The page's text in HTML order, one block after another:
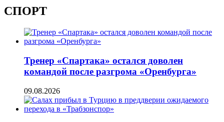
СПОРТ
Тренер «Спартака» остался доволен
командой после разгрома «Оренбурга»
09.08.2026